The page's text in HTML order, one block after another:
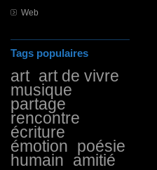
Web
Tags populaires
art art de vivre
musique
partage
rencontre
écriture
émotion poésie
humain amitié